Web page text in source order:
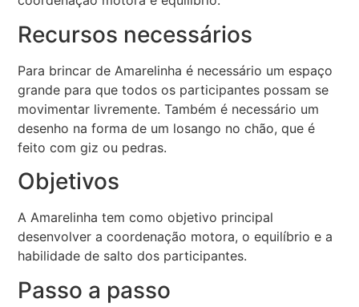
Recursos necessários
Para brincar de Amarelinha é necessário um espaço
grande para que todos os participantes possam se
movimentar livremente. Também é necessário um
desenho na forma de um losango no chão, que é
feito com giz ou pedras.
Objetivos
A Amarelinha tem como objetivo principal
desenvolver a coordenação motora, o equilíbrio e a
habilidade de salto dos participantes.
Passo a passo